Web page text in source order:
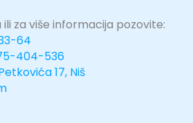
za više informacija pozovite:
64
404-536
17, Niš